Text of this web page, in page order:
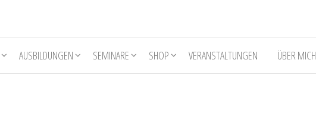
AUSBILDUNGEN SEMINARE SHOP VERANSTALTUNGEN ÜBER MICH